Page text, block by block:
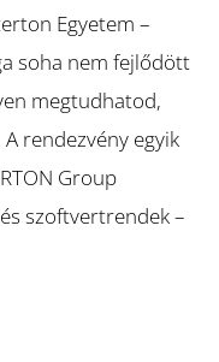
Egyetem –
soha nem fejlődött
megtudhatod,
rendezvény egyik
Group
szoftvertrendek –